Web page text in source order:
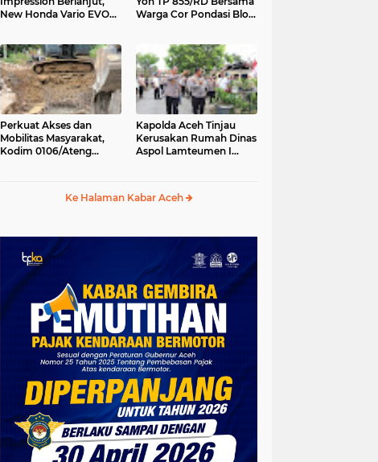
New Honda Vario EVO
Warga Cor Pondasi Blok
Ger, Aceh Tenggara
Perkuat Akses dan
Mobilitas Masyarakat,
Kodim 0106/Ateng
Kapolda Aceh Tinjau
Kerusakan Rumah Dinas
Aspol Lamteumen I
Ke Halaman Kabar Aceh